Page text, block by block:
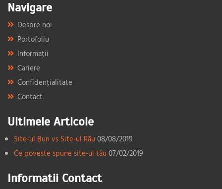
Navigare
Despre noi
Portofoliu
Informații
Cariere
Confidențialitate
Contact
Ultimele Articole
Site-ul Bun vs Site-ul Rău 08/08/2019
Ce poveste spune site-ul tău 07/02/2019
Informatii Contact